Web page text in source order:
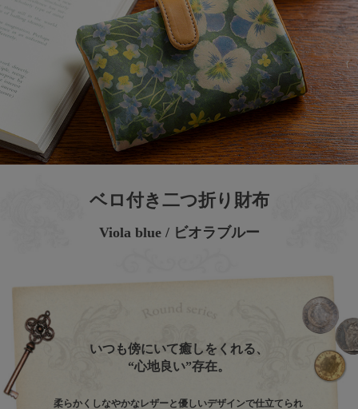
ベロ付き二つ折り財布
Viola blue / ビオラブルー
いつも傍にいて癒しをくれる、
“心地良い”存在。
柔らかくしなやかなレザーと優しいデザインで仕立てられ